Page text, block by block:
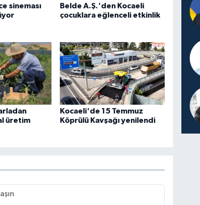
sineması
Belde A.Ş.'den Kocaeli
çocuklara eğlenceli etkinlik
üretim
Kocaeli'de 15 Temmuz
Köprülü Kavşağı yenilendi